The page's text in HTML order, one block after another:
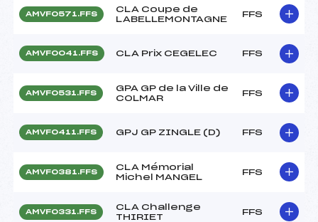
AMVF0571.FFS
CLA Coupe de
LABELLEMONTAGNE
FFS
AMVF0041.FFS CLA Prix CEGELEC FFS
AMVF0531.FFS
GPA GP de la Ville de
COLMAR
FFS
AMVF0411.FFS GPJ GP ZINGLE (D) FFS
AMVF0381.FFS
CLA Mémorial
Michel MANGEL
FFS
AMVF0331.FFS
CLA Challenge
THIRIET
FFS